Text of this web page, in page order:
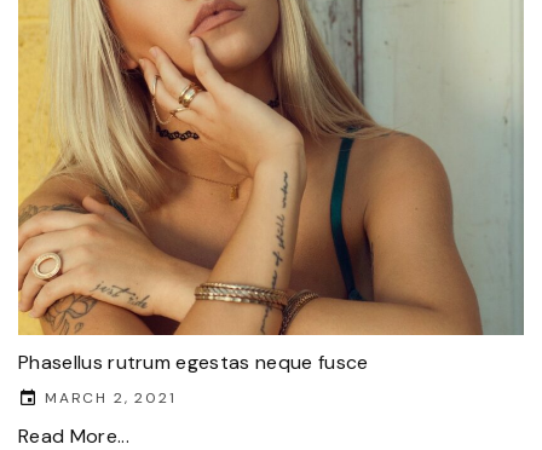
Phasellus rutrum egestas neque fusce
MARCH 2, 2021
Read More...